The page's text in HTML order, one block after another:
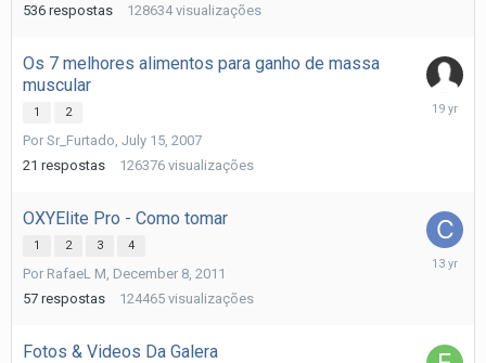
536 respostas 128634 visualizações
Os 7 melhores alimentos para ganho de massa
muscular
1 2
Por Sr_Furtado July 15, 2007
21 respostas 126376 visualizações
July
OXYElite Pro - Como tomar
1 2 3 4
Por RafaeL M December 8, 2011
57 respostas 124465 visualizações
January
Fotos & Videos Da Galera